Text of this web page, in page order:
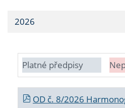
2026
Platné předpisy
OD č. 8/2026